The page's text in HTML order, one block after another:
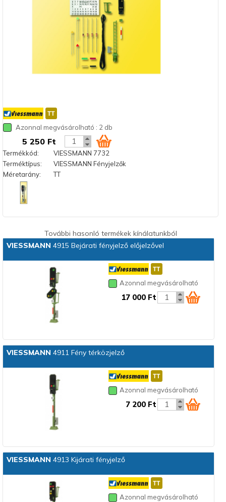
Azonnal megvásárolható : 2 db
5 250 Ft
Termékkód:
VIESSMANN 7732
Terméktípus:
VIESSMANN Fényjelzők
Méretarány:
TT
További hasonló termékek kínálatunkból
VIESSMANN 4915 Bejárati fényjelző előjelzővel
Azonnal megvásárolható
17 000 Ft
VIESSMANN 4911 Fény térközjelző
Azonnal megvásárolható
7 200 Ft
VIESSMANN 4913 Kijárati fényjelző
Azonnal megvásárolható